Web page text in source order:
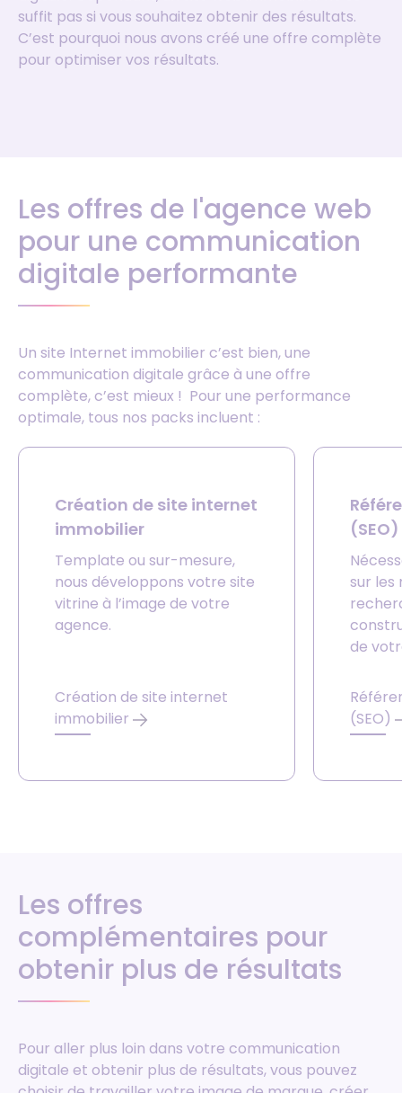
suffit pas si vous souhaitez obtenir des résultats.
C’est pourquoi nous avons créé une offre complète
pour optimiser vos résultats.
Les offres de l'agence web
pour une communication
digitale performante
Un site Internet immobilier c’est bien, une
communication digitale grâce à une offre
complète, c’est mieux ! Pour une performance
optimale, tous nos packs incluent :
Création de site internet
immobilier
Template ou sur-mesure,
nous développons votre site
vitrine à l’image de votre
agence.
Création de site internet
immobilier
(SEO)
sur les
de
(SEO)
Les offres
complémentaires pour
obtenir plus de résultats
Pour aller plus loin dans votre communication
digitale et obtenir plus de résultats, vous pouvez